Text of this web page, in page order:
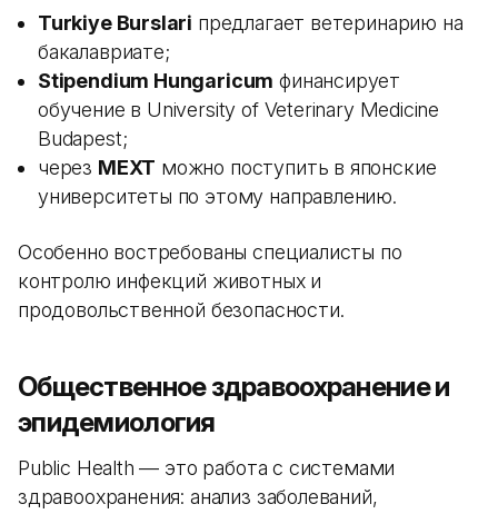
Turkiye Burslari предлагает ветеринарию на
бакалавриате;
Stipendium Hungaricum финансирует
обучение в University of Veterinary Medicine
Budapest;
через MEXT можно поступить в японские
университеты по этому направлению.
Особенно востребованы специалисты по
контролю инфекций животных и
продовольственной безопасности.
Общественное здравоохранение и
эпидемиология
Public Health — это работа с системами
здравоохранения: анализ заболеваний,